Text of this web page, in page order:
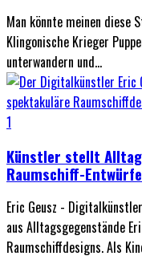
Man könnte meinen diese
Klingonische Krieger
unterwandern und...
1
Künstler stellt
Raumschiff-
Eric Geusz -
aus Alltagsgegenstände
Raumschiffdesigns. Als